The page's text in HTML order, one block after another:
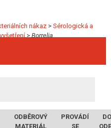
nákaz > Sérologická a
>Borrelia
ODBĚROVÝ
MATERIÁL
PROVÁDÍ
SE